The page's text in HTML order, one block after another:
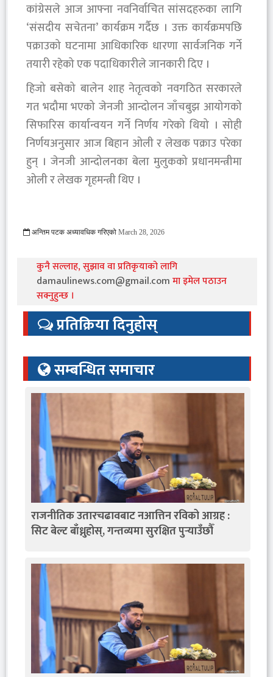
कांग्रेसले आज आफ्ना नवनिर्वाचित सांसदहरुका लागि
‘संसदीय सचेतना’ कार्यक्रम गर्दैछ । उक्त कार्यक्रमपछि
पक्राउको घटनामा आधिकारिक धारणा सार्वजनिक गर्ने
तयारी रहेको एक पदाधिकारीले जानकारी दिए ।
हिजो बसेको बालेन शाह नेतृत्वको नवगठित सरकारले
गत भदौमा भएको जेनजी आन्दोलन जाँचबुझ आयोगको
सिफारिस कार्यान्वयन गर्ने निर्णय गरेको थियो । सोही
निर्णयअनुसार आज बिहान ओली र लेखक पक्राउ परेका
हुन् । जेनजी आन्दोलनका बेला मुलुकको प्रधानमन्त्रीमा
ओली र लेखक गृहमन्त्री थिए ।
अन्तिम पटक अध्यावधिक गरिएको March 28, 2026
कुनै सल्लाह, सुझाव वा प्रतिकृयाको लागि
damaulinews.com@gmail.comमा इमेल पठाउन
सक्नुहुन्छ ।
प्रतिक्रिया दिनुहोस्
सम्बन्धित समाचार
राजनीतिक उतारचढावबाट नआत्तिन रविको आग्रह :
सिट बेल्ट बाँध्नुहोस्, गन्तव्यमा सुरक्षित पुर्‍याउँछौँ